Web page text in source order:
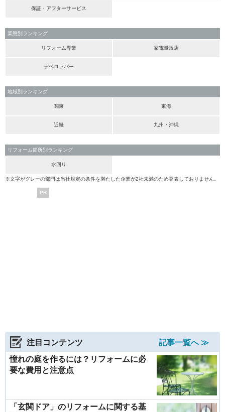
保証・アフターサービス
業態別ランキング
リフォーム専業 家電量販店
デベロッパー
地域別ランキング
関東 東海
近畿 九州・沖縄
リフォーム箇所別ランキング
水回り
※文字がグレーの部門は当社規定の条件を満たした企業が2社未満のため発表しておりません。
PR
注目コンテンツ
記事一覧へ ≫
憧れの庭を作るには？リフォームに必
要な費用と注意点
「玄関ドア」のリフォームに関する基